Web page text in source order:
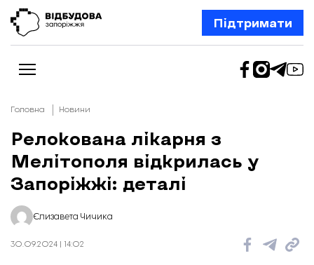
Підтримати
Новини
Відбудова Запоріжжя
Ексклюзив
Шлях додому
Відбудова. Життя
Про нас
Головна Новини
Релокована лікарня з
Мелітополя відкрилась у
Запоріжжі: деталі
Єлизавета Чичика
30.09.2024 | 14:02